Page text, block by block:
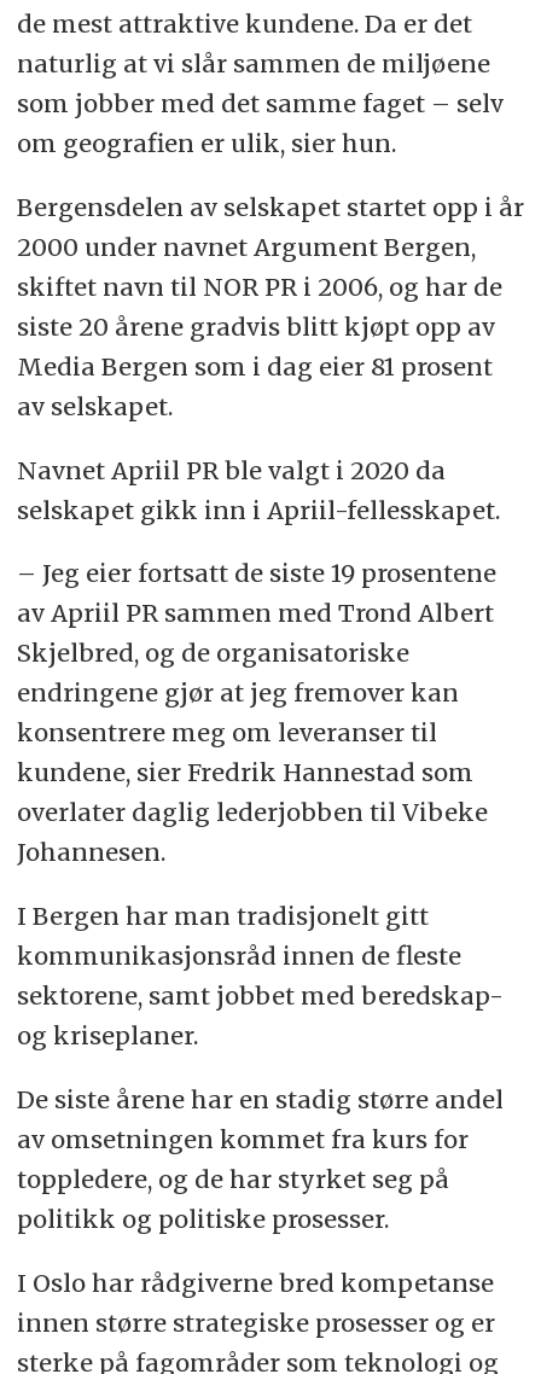
de mest attraktive kundene. Da er det
naturlig at vi slår sammen de miljøene
som jobber med det samme faget – selv
om geografien er ulik, sier hun.
Bergensdelen av selskapet startet opp i år
2000 under navnet Argument Bergen,
skiftet navn til NOR PR i 2006, og har de
siste 20 årene gradvis blitt kjøpt opp av
Media Bergen som i dag eier 81 prosent
av selskapet.
Navnet Apriil PR ble valgt i 2020 da
selskapet gikk inn i Apriil-fellesskapet.
– Jeg eier fortsatt de siste 19 prosentene
av Apriil PR sammen med Trond Albert
Skjelbred, og de organisatoriske
endringene gjør at jeg fremover kan
konsentrere meg om leveranser til
kundene, sier Fredrik Hannestad som
overlater daglig lederjobben til Vibeke
Johannesen.
I Bergen har man tradisjonelt gitt
kommunikasjonsråd innen de fleste
sektorene, samt jobbet med beredskap-
og kriseplaner.
De siste årene har en stadig større andel
av omsetningen kommet fra kurs for
toppledere, og de har styrket seg på
politikk og politiske prosesser.
I Oslo har rådgiverne bred kompetanse
innen større strategiske prosesser og er
sterke på fagområder som teknologi og